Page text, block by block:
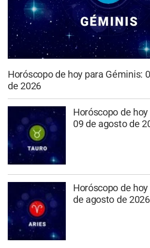
Horóscopo de hoy para Géminis:
de 2026
Horóscopo de
09 de agosto de
Horóscopo de
de agosto de 2026